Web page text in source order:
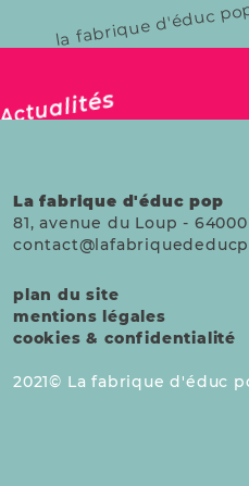
la fabrique d'éduc
La fabrique d'éduc pop
81, avenue du Loup - 64000
plan du site
mentions légales
cookies & confidentialité
2021 La fabrique d'éduc